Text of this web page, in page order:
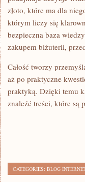
złoto, które ma dla
którym liczy się
bezpieczna baza
zakupem biżuterii,
Całość tworzy
aż po praktyczne
praktyką. Dzięki temu
znaleźć treści, które są
CATEGORIES: BLOG